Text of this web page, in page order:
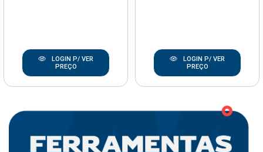
LOGIN P/ VER
PREÇO
LOGIN P/ VER
PREÇO